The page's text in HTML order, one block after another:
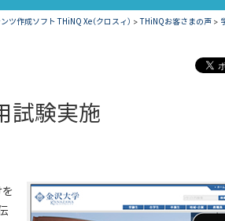
ツ作成ソフト THiNQ Xe（クロスィ） >THiNQお客さまの声 >
試験実施